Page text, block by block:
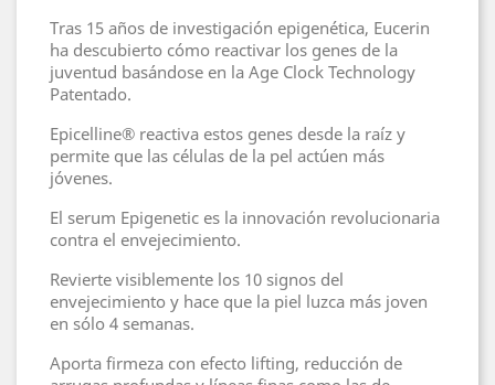
Tras 15 años de investigación epigenética, Eucerin
ha descubierto cómo reactivar los genes de la
juventud basándose en la Age Clock Technology
Patentado.
Epicelline® reactiva estos genes desde la raíz y
permite que las células de la pel actúen más
jóvenes.
El serum Epigenetic es la innovación revolucionaria
contra el envejecimiento.
Revierte visiblemente los 10 signos del
envejecimiento y hace que la piel luzca más joven
en sólo 4 semanas.
Aporta firmeza con efecto lifting, reducción de